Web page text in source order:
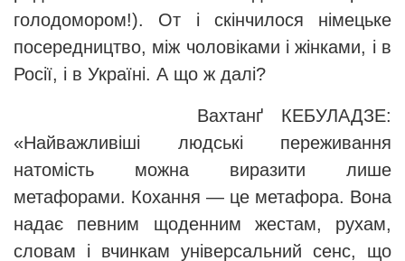
голодомором!). От і скінчилося німецьке
посередництво, між чоловіками і жінками, і в
Росії, і в Україні. А що ж далі?
Вахтанґ КЕБУЛАДЗЕ:
«Найважливіші людські переживання
натомість можна виразити лише
метафорами. Кохання — це метафора. Вона
надає певним щоденним жестам, рухам,
словам і вчинкам універсальний сенс, що